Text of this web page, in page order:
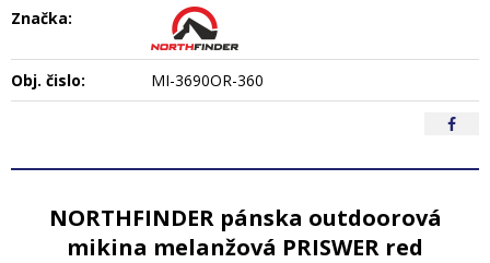
Značka:
Obj. čislo: MI-3690OR-360
NORTHFINDER pánska outdoorová
mikina melanžová PRISWER red